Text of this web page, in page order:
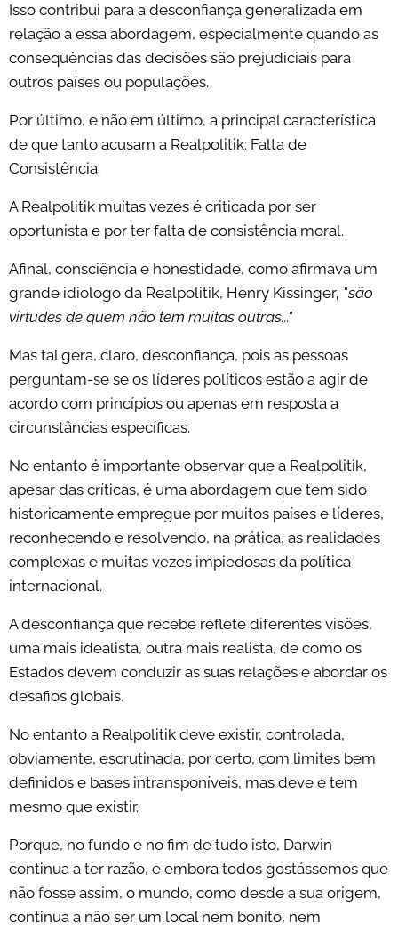
Isso contribui para a desconfiança generalizada em
relação a essa abordagem, especialmente quando as
consequências das decisões são prejudiciais para
outros países ou populações.
Por último, e não em último, a principal característica
de que tanto acusam a Realpolitik: Falta de
Consistência.
A Realpolitik muitas vezes é criticada por ser
oportunista e por ter falta de consistência moral.
Afinal, consciência e honestidade, como afirmava um
grande idiologo da Realpolitik, Henry Kissinger, "são
virtudes de quem não tem muitas outras..."
Mas tal gera, claro, desconfiança, pois as pessoas
perguntam-se se os líderes políticos estão a agir de
acordo com princípios ou apenas em resposta a
circunstâncias específicas.
No entanto é importante observar que a Realpolitik,
apesar das críticas, é uma abordagem que tem sido
historicamente empregue por muitos países e líderes,
reconhecendo e resolvendo, na prática, as realidades
complexas e muitas vezes impiedosas da política
internacional.
A desconfiança que recebe reflete diferentes visões,
uma mais idealista, outra mais realista, de como os
Estados devem conduzir as suas relações e abordar os
desafios globais.
No entanto a Realpolitik deve existir, controlada,
obviamente, escrutinada, por certo, com limites bem
definidos e bases intransponíveis, mas deve e tem
mesmo que existir.
Porque, no fundo e no fim de tudo isto, Darwin
continua a ter razão, e embora todos gostássemos que
não fosse assim, o mundo, como desde a sua origem,
continua a não ser um local nem bonito, nem